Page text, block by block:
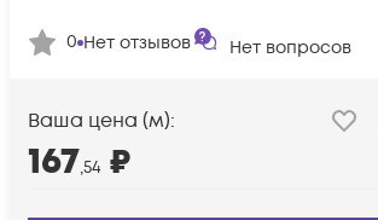
0 Нет отзывов Нет вопросов
Ваша цена (м):
167,54 ₽